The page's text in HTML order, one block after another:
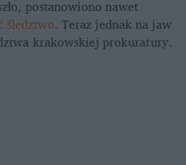
śledztwo. Teraz jednak na jaw
krakowskiej prokuratury.